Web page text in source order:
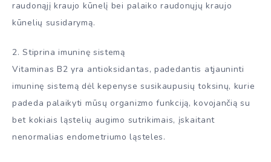
raudonąjį kraujo kūnelį bei palaiko raudonųjų kraujo
kūnelių susidarymą.
2. Stiprina imuninę sistemą
Vitaminas B2 yra antioksidantas, padedantis atjauninti
imuninę sistemą dėl kepenyse susikaupusių toksinų, kurie
padeda palaikyti mūsų organizmo funkciją, kovojančią su
bet kokiais ląstelių augimo sutrikimais, įskaitant
nenormalias endometriumo ląsteles.